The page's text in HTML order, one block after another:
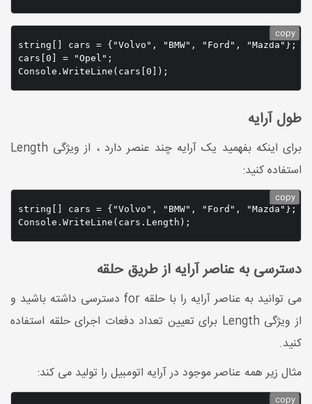
string[] cars = {"Volvo", "BMW", "Ford", "Mazda"};
cars[0] = "Opel";
Console.WriteLine(cars[0]);
copy
طول آرایه
برای اینکه بفهمید یک آرایه چند عنصر دارد ، از ویژگی Length
استفاده کنید:
string[] cars = {"Volvo", "BMW", "Ford", "Mazda"};
Console.WriteLine(cars.Length);
copy
دسترسی به عناصر آرایه از طریق حلقه
می توانید به عناصر آرایه را با حلقه for دسترسی داشته باشید و
از ویژگی Length برای تعیین تعداد دفعات اجرای حلقه استفاده
کنید.
مثال زیر همه عناصر موجود در آرایه اتومبیل را تولید می کند:
copy